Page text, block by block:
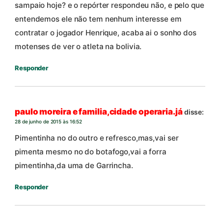
sampaio hoje? e o repórter respondeu não, e pelo que
entendemos ele não tem nenhum interesse em
contratar o jogador Henrique, acaba ai o sonho dos
motenses de ver o atleta na bolivia.
Responder
paulo moreira e familia,cidade operaria.jádisse:
28 de junho de 2015 às 16:52
Pimentinha no do outro e refresco,mas,vai ser
pimenta mesmo no do botafogo,vai a forra
pimentinha,da uma de Garrincha.
Responder